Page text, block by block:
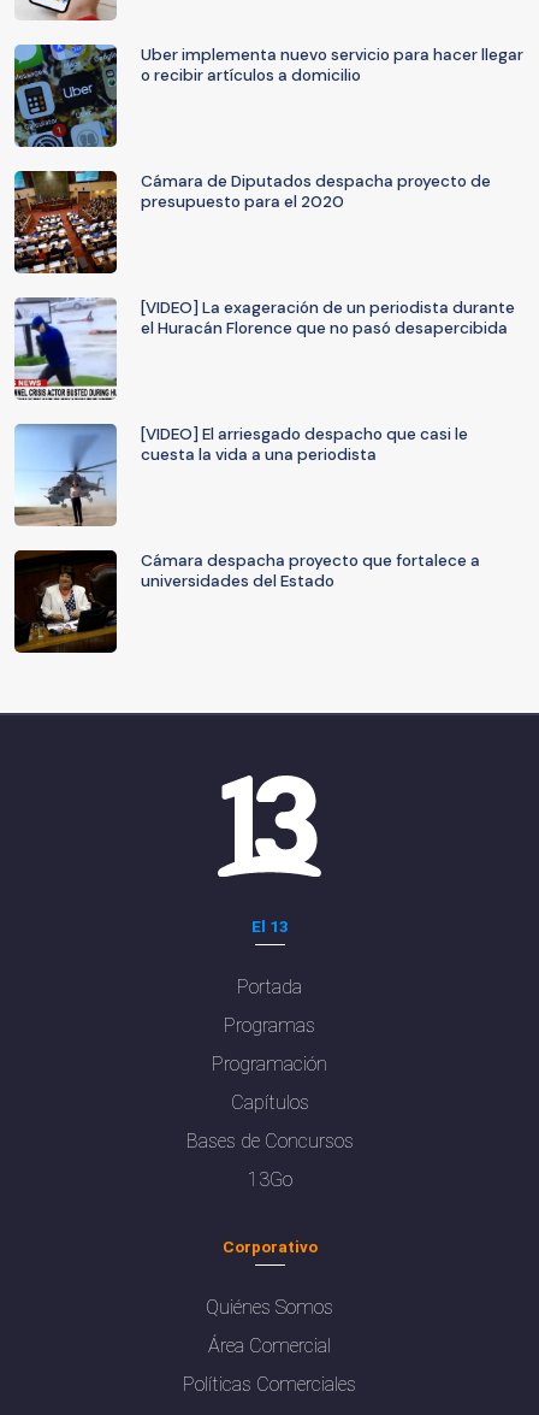
Uber implementa nuevo servicio para hacer llegar
o recibir artículos a domicilio
Cámara de Diputados despacha proyecto de
presupuesto para el 2020
[VIDEO] La exageración de un periodista durante
el Huracán Florence que no pasó desapercibida
[VIDEO] El arriesgado despacho que casi le
cuesta la vida a una periodista
Cámara despacha proyecto que fortalece a
universidades del Estado
El 13
Portada
Programas
Programación
Capítulos
Bases de Concursos
13Go
Corporativo
Quiénes Somos
Área Comercial
Políticas Comerciales